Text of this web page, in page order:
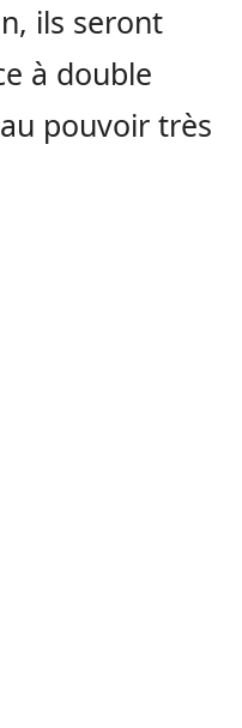
ils seront
à double
pouvoir très